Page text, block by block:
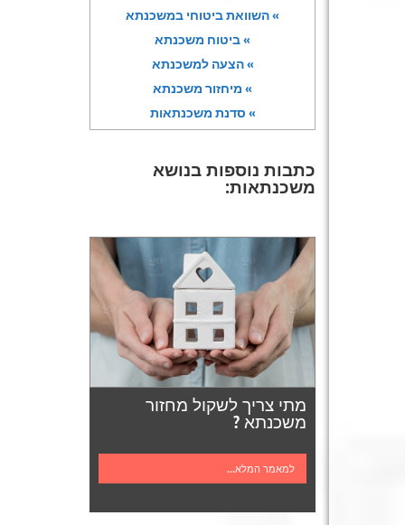
» השוואת ביטוחי במשכנתא
» ביטוח משכנתא
» הצעה למשכנתא
» מיחזור משכנתא
» סדנת משכנתאות
כתבות נוספות בנושא
משכנתאות:
מתי צריך לשקול מחזור
משכנתא ?
למאמר המלא...